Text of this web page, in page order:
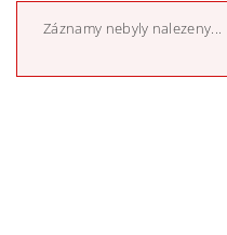
Záznamy nebyly nalezeny...